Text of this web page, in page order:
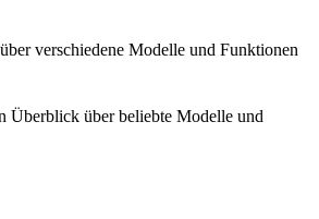
verschiedene Modelle und Funktionen
Überblick über beliebte Modelle und